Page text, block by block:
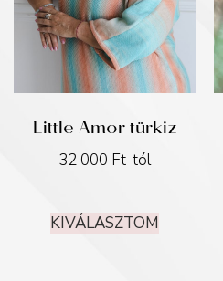
Little Amor türkiz
32 000 Ft-tól
KIVÁLASZTOM